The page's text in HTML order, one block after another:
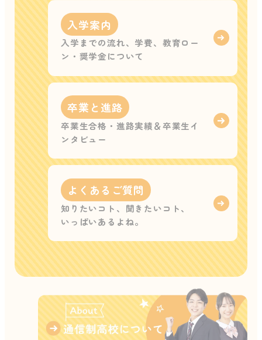
入学案内
入学までの流れ、学費、教育ロー
ン・奨学金について
卒業と進路
卒業生合格・進路実績＆卒業生イ
ンタビュー
よくあるご質問
知りたいコト、聞きたいコト、
いっぱいあるよね。